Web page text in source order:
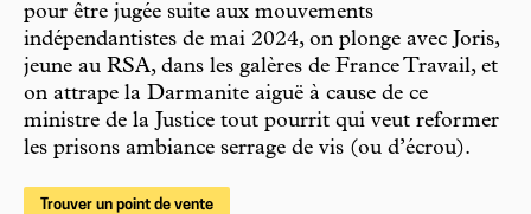
pour être jugée suite aux mouvements
indépendantistes de mai 2024, on plonge avec Joris,
jeune au RSA, dans les galères de France Travail, et
on attrape la Darmanite aiguë à cause de ce
ministre de la Justice tout pourrit qui veut reformer
les prisons ambiance serrage de vis (ou d’écrou).
Trouver un point de vente